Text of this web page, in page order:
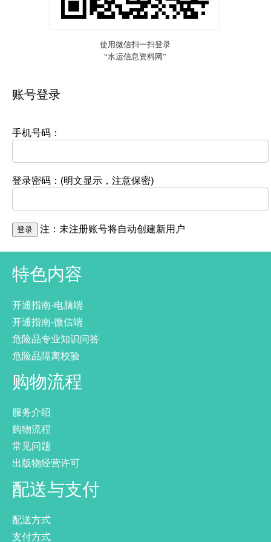
账号登录
手机号码：
登录密码：(明文显示，注意保密)
登录 注：未注册账号将自动创建新用户
特色内容
开通指南-电脑端
开通指南-微信端
危险品专业知识问答
危险品隔离校验
购物流程
服务介绍
购物流程
常见问题
出版物经营许可
配送与支付
配送方式
支付方式